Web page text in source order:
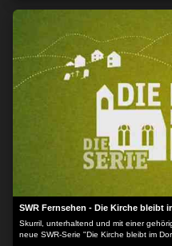
SWR Fernsehen - Die Kirche bleibt
Skurril, unterhaltend und mit einer
neue SWR-Serie "Die Kirche bleibt im